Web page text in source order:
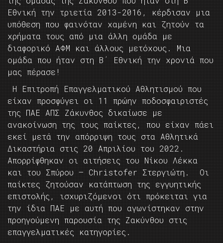
Εθνική την τριετία 2013-2016, κέρδισαν μια
υπόθεση που φαινόταν χαμένη και ζητούν τα
χρήματα τους από μια άλλη ομάδα με
διαφορικό ΑΦΜ και άλλους μετόχους. Μια
ομάδα που ήταν στη Β΄ Εθνική την χρονιά που
μας πέρασε!
Η Επιτροπή Επαγγελματικού Αθλητισμού που
είχαν προσφύγει οι 11 πρώην ποδοσφαιριστές
της ΠΑΕ ΑΠΣ Ζάκυνθος δικαίωσε με
ανακοίνωση της τους παίκτες, που είχαν πάει
εκεί μετά την απόρριψη τους στα Αθλητικά
Δικαστήρια στις 20 Απριλίου του 2022.
Απορρίφθηκαν οι αιτήσεις του Νίκου Λέκκα
και του Σπύρου – Christofer Στεργιώτη. Οι
παίκτες ζητούσαν κατάπτωση της εγγυητικής
επιστολής, ισχυριζόμενοι ότι πρόκειται για
την ίδια ΠΑΕ με αυτή που αγωνίστηκαν στην
προηγούμενη παρουσία της Ζακύνθου στις
επαγγελματικές κατηγορίες.